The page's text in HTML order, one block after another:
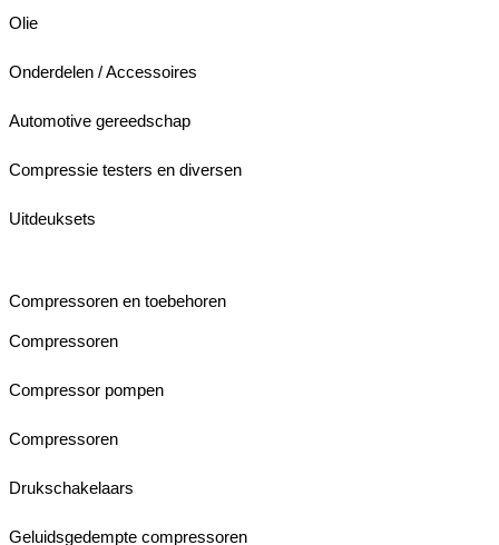
Olie
Onderdelen / Accessoires
Automotive gereedschap
Compressie testers en diversen
Uitdeuksets
Compressoren en toebehoren
Compressoren
Compressor pompen
Compressoren
Drukschakelaars
Geluidsgedempte compressoren